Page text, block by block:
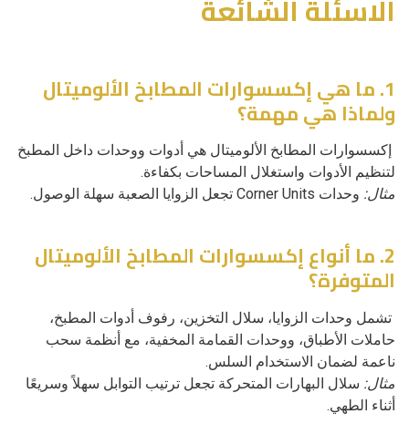
الاسئلة الشائعة
1. ما هي إكسسوارات المطابخ الألوميتال
ولماذا هي مهمة؟
إكسسوارات المطابخ الألوميتال هي أدوات ووحدات داخل المطبخ
لتنظيم الأدوات واستغلال المساحات بكفاءة.
مثال: وحدات Corner Units تجعل الزوايا الصعبة سهلة الوصول.
2. ما أنواع إكسسوارات المطابخ الألوميتال
المتوفرة؟
تشمل وحدات الزوايا، سلال التخزين، رفوف أدوات المطبخ،
حاملات الأطباق، ووحدات القمامة المخفية، مع أنظمة سحب
ناعمة لضمان الاستخدام السلس.
مثال: سلال البهارات المتحركة تجعل ترتيب التوابل سهلاً وسريعًا
أثناء الطهي.